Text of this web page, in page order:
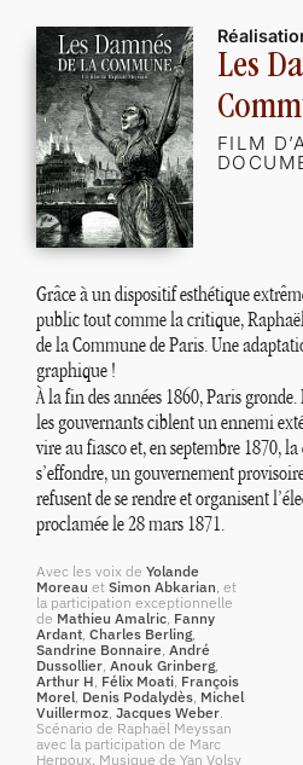
Les
FILM
Grâce à un dispositif esthétique
public tout comme la critique,
de la Commune de Paris. Une
graphique !
À la fin des années 1860, Paris
les gouvernants ciblent un ennemi
vire au fiasco et, en septembre 1870,
s’effondre, un gouvernement
refusent de se rendre et organisent
proclamée le 28 mars 1871.
Avec les voix de Yolande
Moreau et Simon Abkarian, et
la participation exceptionnelle
de Mathieu Amalric, Fanny
Ardant, Charles Berling,
Sandrine Bonnaire, André
Dussollier, Anouk Grinberg,
Arthur H, Félix Moati, François
Morel, Denis Podalydès, Michel
Vuillermoz, Jacques Weber.
Scénario de Raphaël Meyssan
avec la participation de Marc
Herpoux. Musique de Yan Volsy